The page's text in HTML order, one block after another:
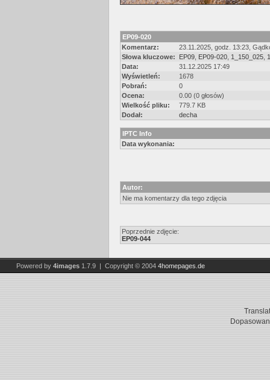
EP09-020
Komentarz:
23.11.2025, godz. 13:23,
Słowa kluczowe:
EP09 EP09-020 1_150_025
Data:
31.12.2025 17:49
Wyświetleń:
1678
Pobrań:
0
Ocena:
0.00 (0 głosów)
Wielkość pliku:
779.7 KB
Dodał:
decha
IPTC Info
Data wykonania:
Autor:
Nie ma komentarzy dla tego zdjęcia
Poprzednie zdjęcie:
EP09-044
Powered by 4images 1.7.9 | Copyright © 2004 4homepages.de